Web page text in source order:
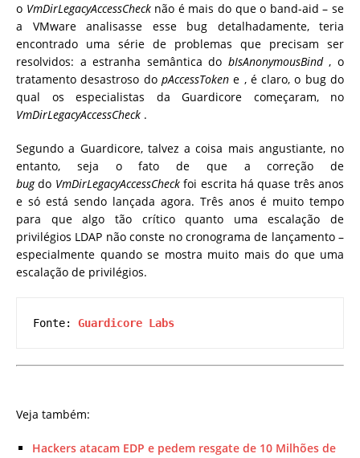
o VmDirLegacyAccessChecknão é mais do que o band-aid – se
a VMware analisasse esse bug detalhadamente, teria
encontrado uma série de problemas que precisam ser
resolvidos: a estranha semântica do bIsAnonymousBind, o
tratamento desastroso do pAccessTokene , é claro, o bug do
qual os especialistas da Guardicore começaram, no
VmDirLegacyAccessCheck .
Segundo a Guardicore, talvez a coisa mais angustiante, no
entanto, seja o fato de que a correção de
bugdo VmDirLegacyAccessCheckfoi escrita há quase três anos
e só está sendo lançada agora. Três anos é muito tempo
para que algo tão crítico quanto uma escalação de
privilégios LDAP não conste no cronograma de lançamento –
especialmente quando se mostra muito mais do que uma
escalação de privilégios.
Fonte: Guardicore Labs
Veja também:
Hackers atacam EDP e pedem resgate de 10 Milhões de